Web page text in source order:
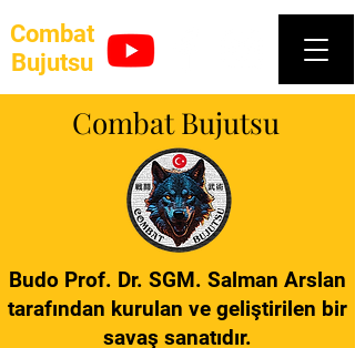
Combat
Bujutsu
Combat Bujutsu
Budo Prof. Dr. SGM. Salman Arslan
tarafından kurulan ve geliştirilen bir
savaş sanatıdır.